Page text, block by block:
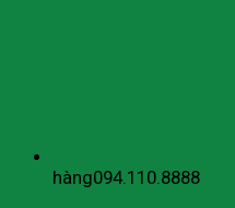
hàng094.110.8888